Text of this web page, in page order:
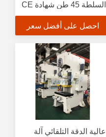
السلطة 45 طن شهادة CE
احصل على أفضل سعر
عالية الدقة التلقائي آلة